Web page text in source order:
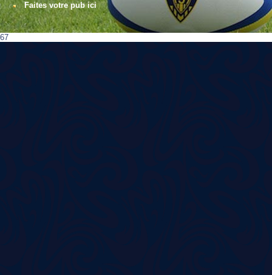
Faites votre pub ici
67